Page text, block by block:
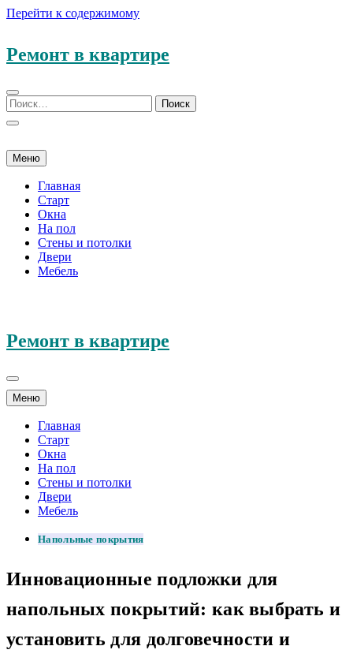
Перейти к содержимому
Ремонт в квартире
Меню
Главная
Старт
Окна
На пол
Стены и потолки
Двери
Мебель
Ремонт в квартире
Меню
Главная
Старт
Окна
На пол
Стены и потолки
Двери
Мебель
Напольные покрытия
Инновационные подложки для
напольных покрытий: как выбрать и
установить для долговечности и